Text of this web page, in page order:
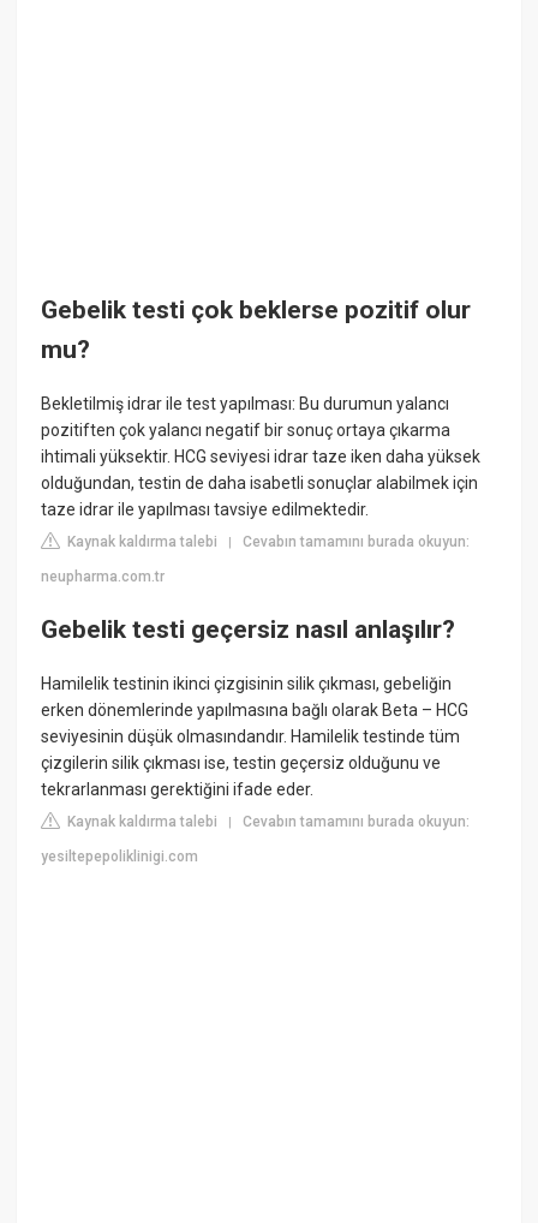
Gebelik testi çok beklerse pozitif olur
mu?
Bekletilmiş idrar ile test yapılması: Bu durumun yalancı
pozitiften çok yalancı negatif bir sonuç ortaya çıkarma
ihtimali yüksektir. HCG seviyesi idrar taze iken daha yüksek
olduğundan, testin de daha isabetli sonuçlar alabilmek için
taze idrar ile yapılması tavsiye edilmektedir.
Kaynak kaldırma talebi |Cevabın tamamını burada okuyun:
neupharma.com.tr
Gebelik testi geçersiz nasıl anlaşılır?
Hamilelik testinin ikinci çizgisinin silik çıkması, gebeliğin
erken dönemlerinde yapılmasına bağlı olarak Beta – HCG
seviyesinin düşük olmasındandır. Hamilelik testinde tüm
çizgilerin silik çıkması ise, testin geçersiz olduğunu ve
tekrarlanması gerektiğini ifade eder.
Kaynak kaldırma talebi |Cevabın tamamını burada okuyun:
yesiltepepoliklinigi.com